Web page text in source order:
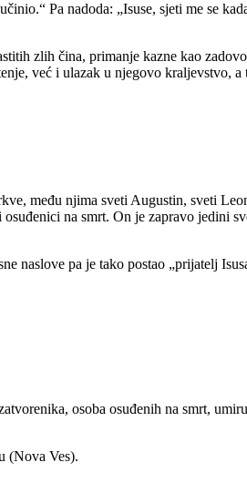
Pa nadoda: „Isuse, sjeti me se
zlih čina, primanje kazne kao
već i ulazak u njegovo kraljevstvo, a
među njima sveti Augustin, sveti
na smrt. On je zapravo jedini
naslove pa je tako postao „prijatelj
osoba osuđenih na smrt,
(Nova Ves).